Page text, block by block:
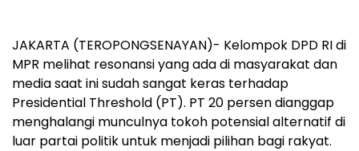
JAKARTA (TEROPONGSENAYAN)- Kelompok DPD RI di
MPR melihat resonansi yang ada di masyarakat dan
media saat ini sudah sangat keras terhadap
Presidential Threshold (PT). PT 20 persen dianggap
menghalangi munculnya tokoh potensial alternatif di
luar partai politik untuk menjadi pilihan bagi rakyat.